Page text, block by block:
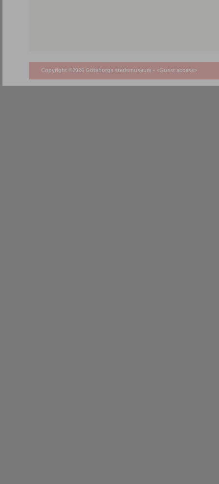
Copyright ©2026 Göteborgs stadsmuseum • <Guest access>